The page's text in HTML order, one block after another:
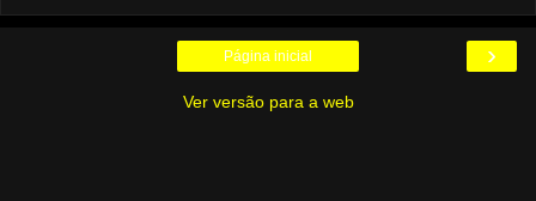
›
Página inicial
Ver versão para a web